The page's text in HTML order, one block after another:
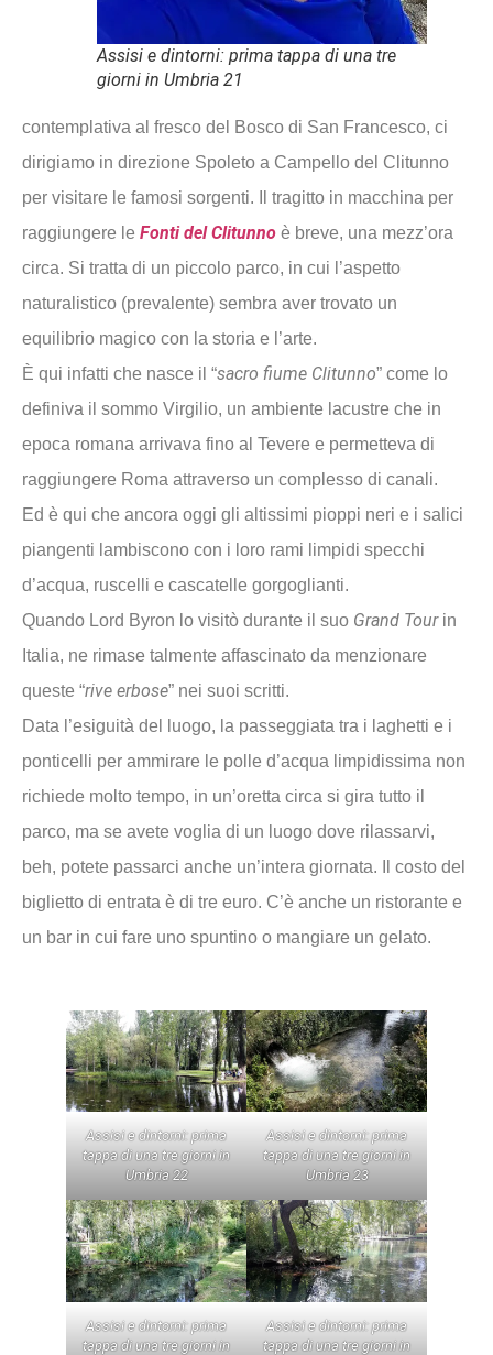
Assisi e dintorni: prima tappa di una tre
giorni in Umbria 21
contemplativa al fresco del Bosco di San Francesco, ci
dirigiamo in direzione Spoleto a Campello del Clitunno
per visitare le famosi sorgenti. Il tragitto in macchina per
raggiungere le Fonti del Clitunno è breve, una mezz’ora
circa. Si tratta di un piccolo parco, in cui l’aspetto
naturalistico (prevalente) sembra aver trovato un
equilibrio magico con la storia e l’arte.
È qui infatti che nasce il “sacro fiume Clitunno” come lo
definiva il sommo Virgilio, un ambiente lacustre che in
epoca romana arrivava fino al Tevere e permetteva di
raggiungere Roma attraverso un complesso di canali.
Ed è qui che ancora oggi gli altissimi pioppi neri e i salici
piangenti lambiscono con i loro rami limpidi specchi
d’acqua, ruscelli e cascatelle gorgoglianti.
Quando Lord Byron lo visitò durante il suo Grand Tourin
Italia, ne rimase talmente affascinato da menzionare
queste “rive erbose” nei suoi scritti.
Data l’esiguità del luogo, la passeggiata tra i laghetti e i
ponticelli per ammirare le polle d’acqua limpidissima non
richiede molto tempo, in un’oretta circa si gira tutto il
parco, ma se avete voglia di un luogo dove rilassarvi,
beh, potete passarci anche un’intera giornata. Il costo del
biglietto di entrata è di tre euro. C’è anche un ristorante e
un bar in cui fare uno spuntino o mangiare un gelato.
Assisi e dintorni: prima
tappa di una tre giorni in
Umbria 22
Assisi e dintorni: prima
tappa di una tre giorni in
Umbria 23
Assisi e dintorni: prima
tappa di una tre giorni in
Assisi e dintorni: prima
tappa di una tre giorni in